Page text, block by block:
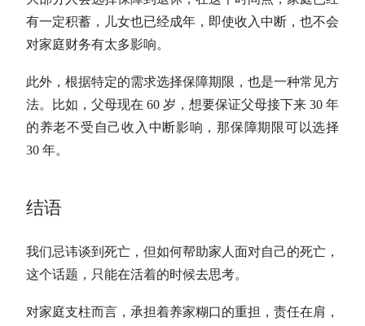
有一定积蓄，儿女也已经成年，即使收入中断，也不会
对家庭财务有太多影响。
此外，根据特定的需求选择保障期限，也是一种常见方
法。比如，父母现在 60 岁，想要保证父母接下来 30 年
的养老不受自己收入中断影响，那保障期限可以选择
30 年。
结语
我们忌讳谈到死亡，但如何帮助家人面对自己的死亡，
这个话题，只能在活着的时候去思考。
对家庭支柱而言，承担着养家糊口的重担，责任在肩，